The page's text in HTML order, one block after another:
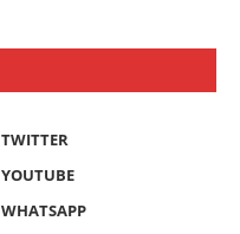
TWITTER
YOUTUBE
WHATSAPP